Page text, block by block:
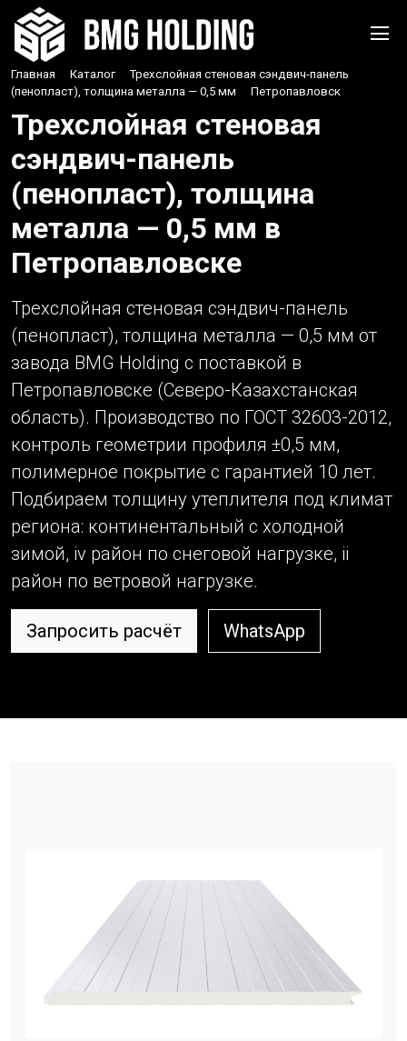
Главная › Каталог › Трехслойная стеновая сэндвич-панель
(пенопласт), толщина металла — 0,5 мм › Петропавловск
Трехслойная стеновая
сэндвич-панель
(пенопласт), толщина
металла — 0,5 мм в
Петропавловске
Трехслойная стеновая сэндвич-панель
(пенопласт), толщина металла — 0,5 мм от
завода BMG Holding с поставкой в
Петропавловске (Северо-Казахстанская
область). Производство по ГОСТ 32603-2012,
контроль геометрии профиля ±0,5 мм,
полимерное покрытие с гарантией 10 лет.
Подбираем толщину утеплителя под климат
региона: континентальный с холодной
зимой, iv район по снеговой нагрузке, ii
район по ветровой нагрузке.
Запросить расчёт WhatsApp